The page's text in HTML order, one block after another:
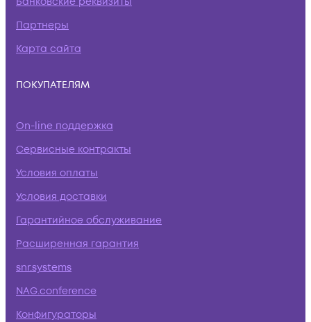
Партнеры
Карта сайта
ПОКУПАТЕЛЯМ
On-line поддержка
Сервисные контракты
Условия оплаты
Условия доставки
Гарантийное обслуживание
Расширенная гарантия
snr.systems
NAG.conference
Конфигураторы